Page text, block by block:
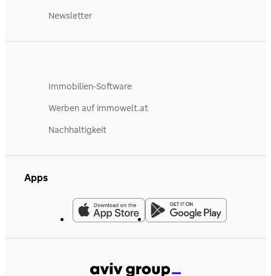
Newsletter
Immobilien-Software
Werben auf immowelt.at
Nachhaltigkeit
Apps